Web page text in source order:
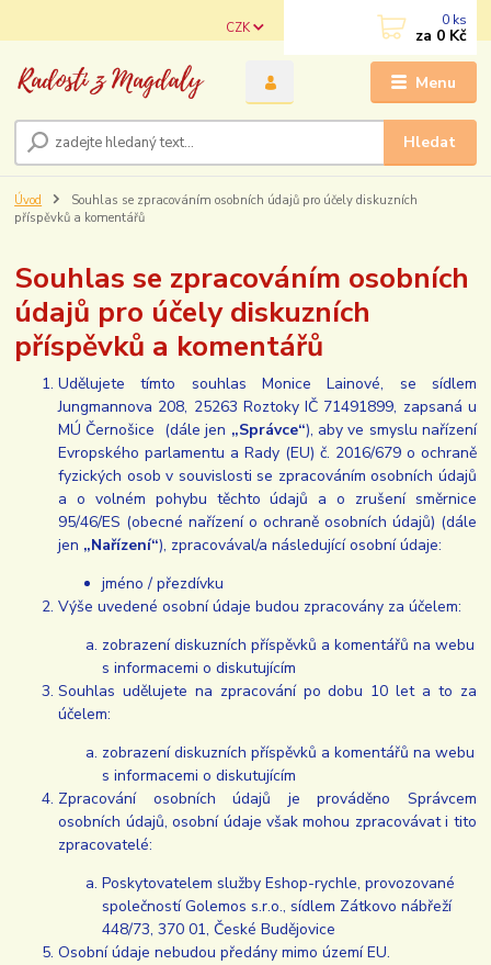
Menu
CZK
Hledat
0 ks
za 0 Kč
Úvod
Souhlas se zpracováním osobních údajů pro účely diskuzních
příspěvků a komentářů
Souhlas se zpracováním osobních
údajů pro účely diskuzních
příspěvků a komentářů
Udělujete tímto souhlas Monice Lainové, se sídlem
Jungmannova 208, 25263 Roztoky IČ 71491899, zapsaná u
MÚ Černošice (dále jen „Správce“), aby ve smyslu nařízení
Evropského parlamentu a Rady (EU) č. 2016/679 o ochraně
fyzických osob v souvislosti se zpracováním osobních údajů
a o volném pohybu těchto údajů a o zrušení směrnice
95/46/ES (obecné nařízení o ochraně osobních údajů) (dále
jen „Nařízení“), zpracovával/a následující osobní údaje:
jméno / přezdívku
Výše uvedené osobní údaje budou zpracovány za účelem:
zobrazení diskuzních příspěvků a komentářů na webu
s informacemi o diskutujícím
Souhlas udělujete na zpracování po dobu 10 let a to za
účelem:
zobrazení diskuzních příspěvků a komentářů na webu
s informacemi o diskutujícím
Zpracování osobních údajů je prováděno Správcem
osobních údajů, osobní údaje však mohou zpracovávat i tito
zpracovatelé:
Poskytovatelem služby Eshop-rychle, provozované
společností Golemos s.r.o., sídlem Zátkovo nábřeží
448/73, 370 01, České Budějovice
Osobní údaje nebudou předány mimo území EU.